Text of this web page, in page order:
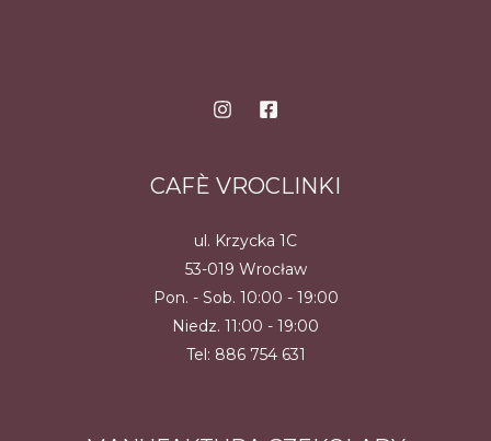
CAFÈ VROCLINKI
ul. Krzycka 1C
53-019 Wrocław
Pon. - Sob. 10:00 - 19:00
Niedz. 11:00 - 19:00
Tel: 886 754 631